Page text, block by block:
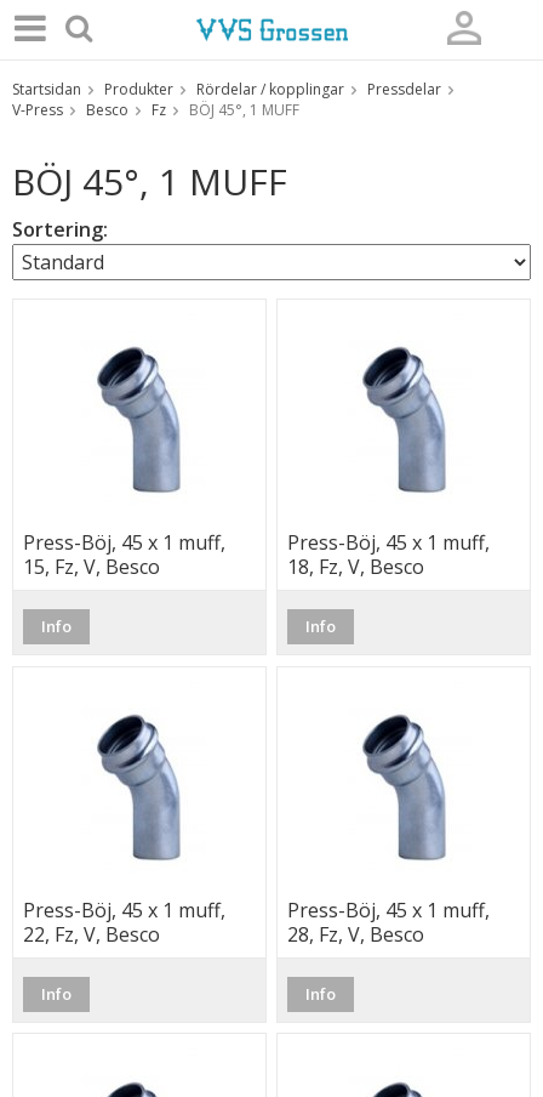
Produkten har blivit tillagd i varukorgen
Startsidan Produkter Rördelar / kopplingar
Pressdelar
V-Press
Besco Fz BÖJ 45°, 1 MUFF
BÖJ 45°, 1 MUFF
Sortering:
Press-Böj, 45 x 1 muff,
15, Fz, V, Besco
Info
Press-Böj, 45 x 1 muff,
18, Fz, V, Besco
Info
Press-Böj, 45 x 1 muff,
22, Fz, V, Besco
Info
Press-Böj, 45 x 1 muff,
28, Fz, V, Besco
Info